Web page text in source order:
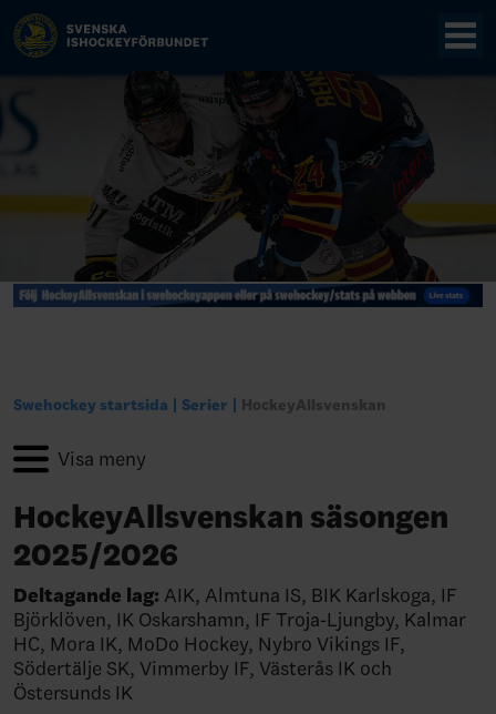
Swehockey startsida Serier HockeyAllsvenskan
HockeyAllsvenskan säsongen
2025/2026
Deltagande lag: AIK, Almtuna IS, BIK Karlskoga, IF
Björklöven, IK Oskarshamn, IF Troja-Ljungby, Kalmar
HC, Mora IK, MoDo Hockey, Nybro Vikings IF,
Södertälje SK, Vimmerby IF, Västerås IK och
Östersunds IK